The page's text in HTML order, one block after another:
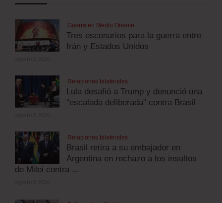
Guerra en Medio Oriente
Tres escenarios para la guerra entre
Irán y Estados Unidos
Relaciones bilaterales
Lula desafió a Trump y denunció una
“escalada deliberada” contra Brasil
Relaciones bilaterales
Brasil retira a su embajador en
Argentina en rechazo a los insultos
de Milei contra ...